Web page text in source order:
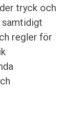
tryck och
samtidigt
regler för